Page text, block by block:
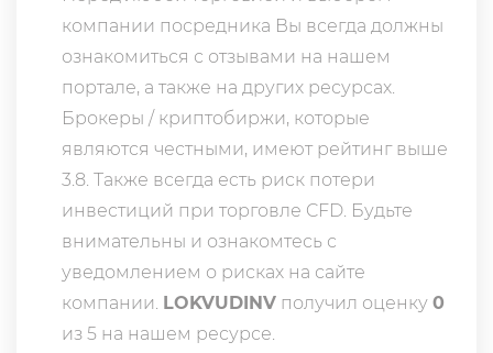
компании посредника Вы всегда должны
ознакомиться с отзывами на нашем
портале, а также на других ресурсах.
Брокеры / криптобиржи, которые
являются честными, имеют рейтинг выше
3.8. Также всегда еcть риск потери
инвестиций при торговле CFD. Будьте
внимательны и ознакомтесь с
уведомлением о рисках на сайте
компании. LOKVUDINV получил оценку 0
из 5 на нашем ресурсе.